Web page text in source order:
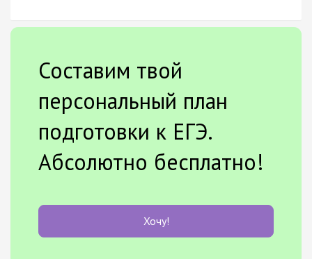
Составим твой
персональный план
подготовки к ЕГЭ.
Абсолютно бесплатно!
Хочу!